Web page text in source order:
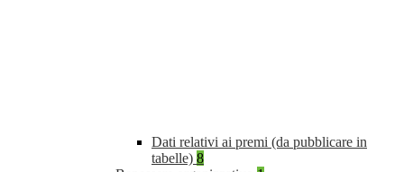
Dati relativi ai premi (da pubblicare in
tabelle) 8